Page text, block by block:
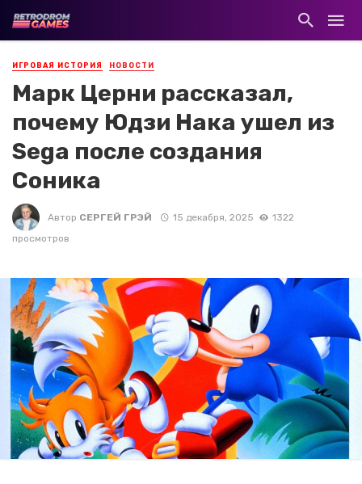
ИГРОВАЯ ИСТОРИЯ НОВОСТИ
Марк Церни рассказал,
почему Юдзи Нака ушел из
Sega после создания
Соника
Автор СЕРГЕЙ ГРЭЙ 15 декабря, 2025
1322
просмотров